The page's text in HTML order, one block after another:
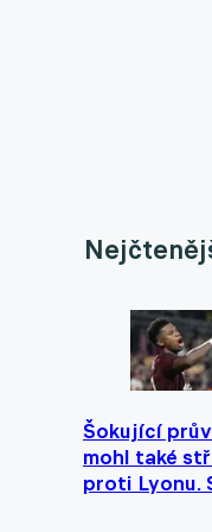
Šokující
mohl také
proti Lyonu.